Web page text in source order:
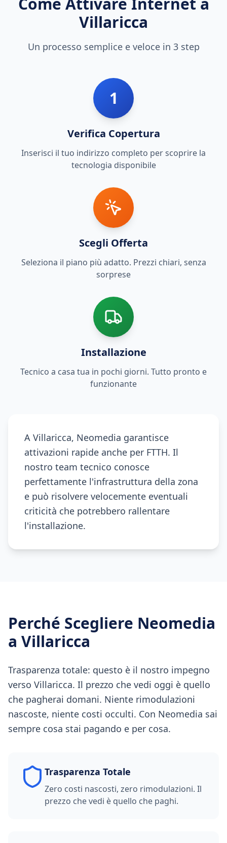
Villaricca
Un processo semplice e veloce in 3 step
1
Verifica Copertura
Inserisci il tuo indirizzo completo per scoprire la
tecnologia disponibile
Scegli Offerta
Seleziona il piano più adatto. Prezzi chiari, senza
sorprese
Installazione
Tecnico a casa tua in pochi giorni. Tutto pronto e
funzionante
A Villaricca, Neomedia garantisce
attivazioni rapide anche per FTTH. Il
nostro team tecnico conosce
perfettamente l'infrastruttura della zona
e può risolvere velocemente eventuali
criticità che potrebbero rallentare
l'installazione.
Perché Scegliere Neomedia
a Villaricca
Trasparenza totale: questo è il nostro impegno
verso Villaricca. Il prezzo che vedi oggi è quello
che pagherai domani. Niente rimodulazioni
nascoste, niente costi occulti. Con Neomedia sai
sempre cosa stai pagando e per cosa.
Trasparenza Totale
Zero costi nascosti, zero rimodulazioni. Il
prezzo che vedi è quello che paghi.